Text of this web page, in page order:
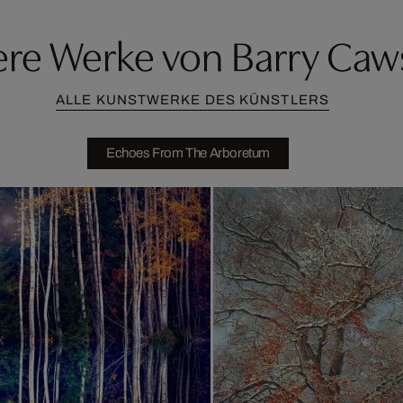
Werke von Barry
ALLE KUNSTWERKE DES KÜNSTLERS
Echoes From The Arboretum